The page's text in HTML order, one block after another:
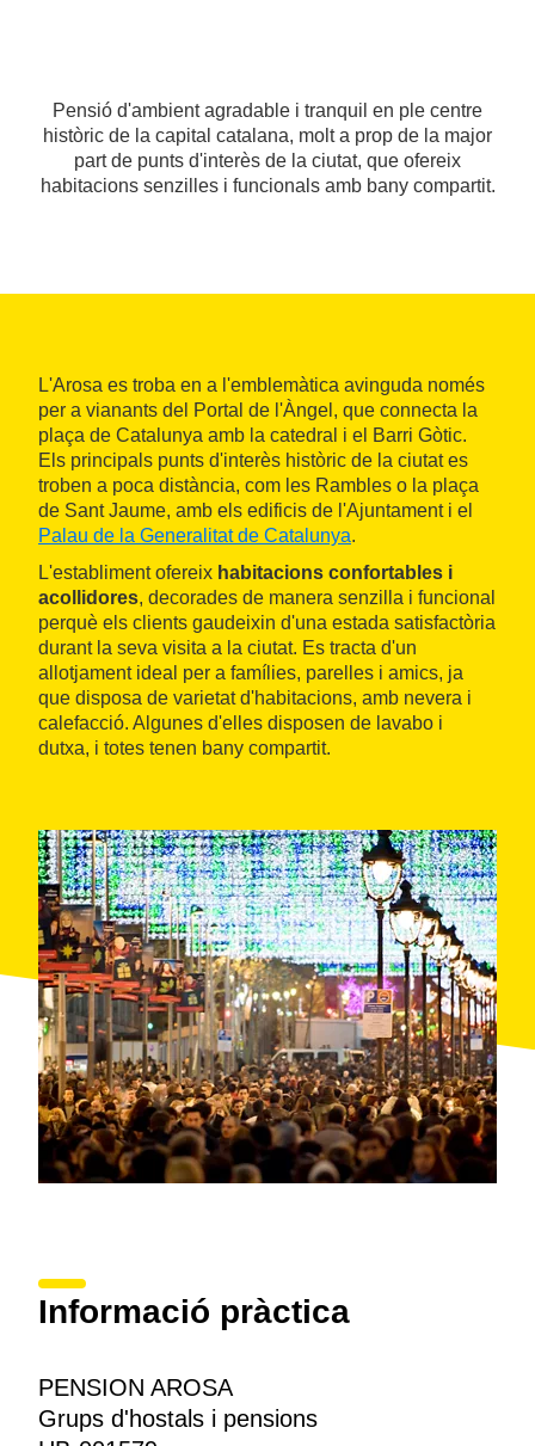
Pensió d'ambient agradable i tranquil en ple centre
històric de la capital catalana, molt a prop de la major
part de punts d'interès de la ciutat, que ofereix
habitacions senzilles i funcionals amb bany compartit.
L'Arosa es troba en a l'emblemàtica avinguda només
per a vianants del Portal de l'Àngel, que connecta la
plaça de Catalunya amb la catedral i el Barri Gòtic.
Els principals punts d'interès històric de la ciutat es
troben a poca distància, com les Rambles o la plaça
de Sant Jaume, amb els edificis de l'Ajuntament i el
Palau de la Generalitat de Catalunya.
L'establiment ofereix habitacions confortables i
acollidores, decorades de manera senzilla i funcional
perquè els clients gaudeixin d'una estada satisfactòria
durant la seva visita a la ciutat. Es tracta d'un
allotjament ideal per a famílies, parelles i amics, ja
que disposa de varietat d'habitacions, amb nevera i
calefacció. Algunes d'elles disposen de lavabo i
dutxa, i totes tenen bany compartit.
Informació pràctica
PENSION AROSA
Grups d'hostals i pensions